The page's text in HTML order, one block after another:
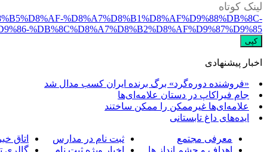
لینک کوتاه
%D8%A7%D8%B1%D8%AF%D9%88%DB%8C-
%DB%8C%D8%A7%D8%B2%D8%AF%D9%87%D9%85
کپی
اخبار پیشنهادی
«فروشنده دوره‌گرد» برگ برنده ایران کسب مدال شد
جام فیراکاپ در دستان علامه‌ای‌ها
علامه‌ای‌ها غیرممکن را ممکن ساختند
ایده‌های داغ تابستانی
معرفی مجتمع
ثبت نام در مدارس
اتاق خبر